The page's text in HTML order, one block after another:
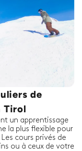
de
Tirol
un apprentissage
la plus flexible pour
cours privés de
ou à ceux de votre